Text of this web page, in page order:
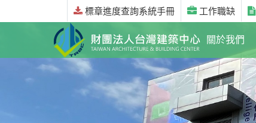
標章進度查詢系統手冊 工作職缺
關於我們